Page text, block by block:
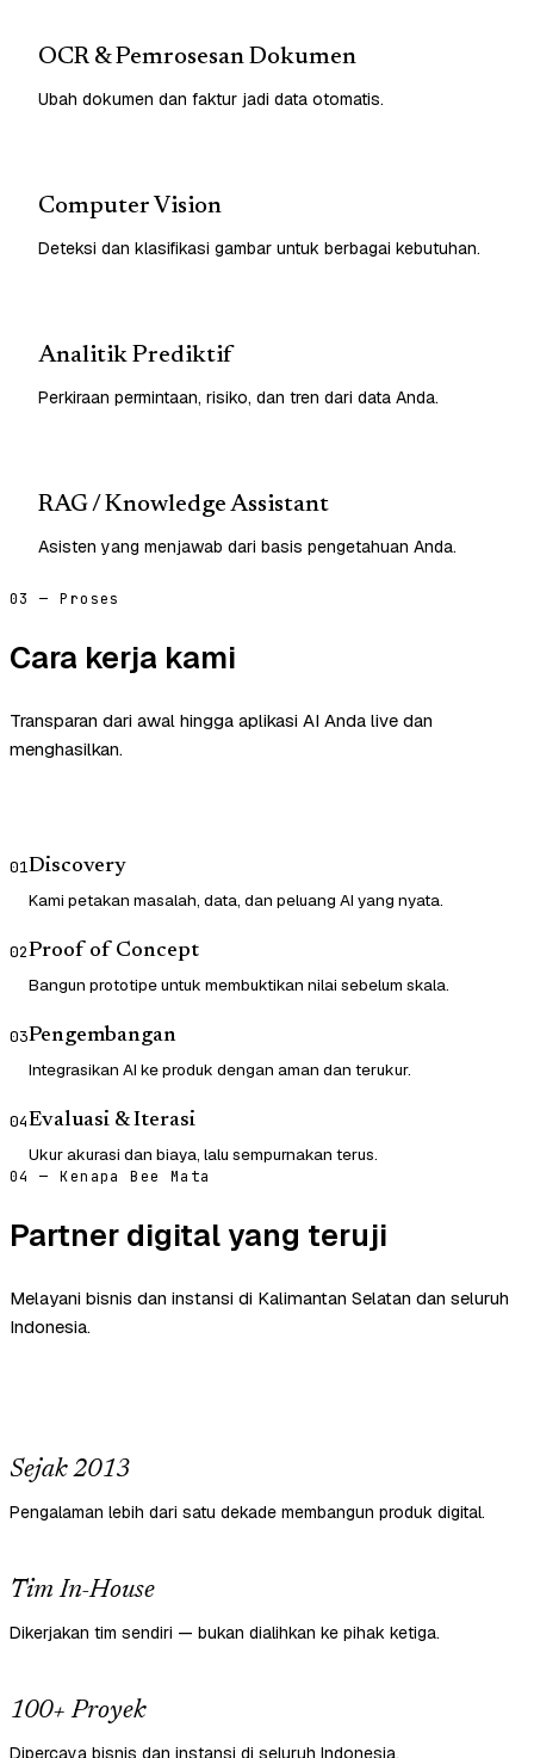
OCR & Pemrosesan Dokumen
Ubah dokumen dan faktur jadi data otomatis.
Computer Vision
Deteksi dan klasifikasi gambar untuk berbagai kebutuhan.
Analitik Prediktif
Perkiraan permintaan, risiko, dan tren dari data Anda.
RAG / Knowledge Assistant
Asisten yang menjawab dari basis pengetahuan Anda.
03 — Proses
Cara kerja kami
Transparan dari awal hingga aplikasi AI Anda live dan
menghasilkan.
01Discovery
Kami petakan masalah, data, dan peluang AI yang nyata.
02Proof of Concept
Bangun prototipe untuk membuktikan nilai sebelum skala.
03Pengembangan
Integrasikan AI ke produk dengan aman dan terukur.
04Evaluasi & Iterasi
Ukur akurasi dan biaya, lalu sempurnakan terus.
04 — Kenapa Bee Mata
Partner digital yang teruji
Melayani bisnis dan instansi di Kalimantan Selatan dan seluruh
Indonesia.
Sejak 2013
Pengalaman lebih dari satu dekade membangun produk digital.
Tim In-House
Dikerjakan tim sendiri — bukan dialihkan ke pihak ketiga.
100+ Proyek